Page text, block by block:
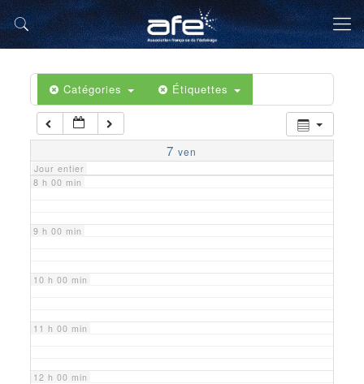
Catégories Étiquettes
7 ven
Jour entier
5 h 00 min
6 h 00 min
7 h 00 min
8 h 00 min
9 h 00 min
10 h 00 min
11 h 00 min
12 h 00 min